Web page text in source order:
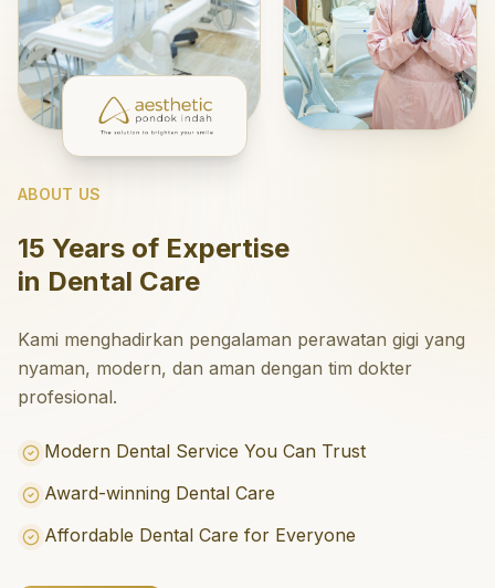
ABOUT US
15 Years of Expertise
in Dental Care
Kami menghadirkan pengalaman perawatan gigi yang
nyaman, modern, dan aman dengan tim dokter
profesional.
Modern Dental Service You Can Trust
Award-winning Dental Care
Affordable Dental Care for Everyone